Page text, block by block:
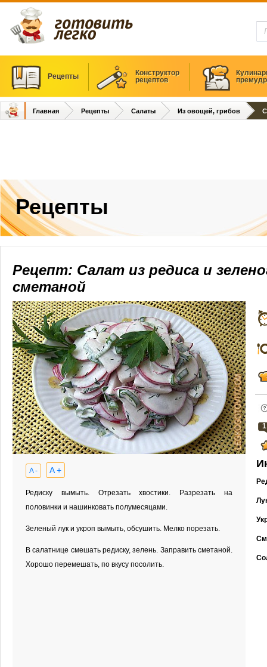
Рецепты
Конструктор
рецептов
Главная Рецепты Салаты Из овощей, грибов
Рецепты
Рецепт: Салат из редиса и
сметаной
A - A +
Редиску вымыть. Отрезать хвостики. Разрезать на
половинки и нашинковать полумесяцами.
Зеленый лук и укроп вымыть, обсушить. Мелко порезать.
В салатнице смешать редиску, зелень. Заправить сметаной.
Хорошо перемешать, по вкусу посолить.
1